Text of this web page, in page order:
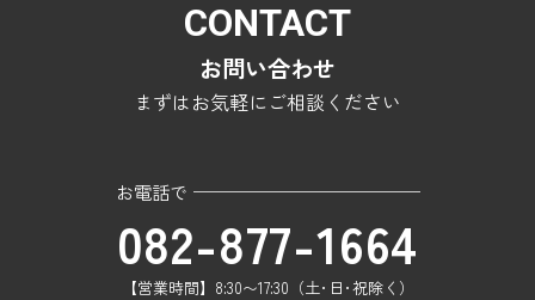
CONTACT
お問い合わせ
まずはお気軽にご相談ください
お電話で
082-877-1664
【営業時間】8:30〜17:30（土･日･祝除く）